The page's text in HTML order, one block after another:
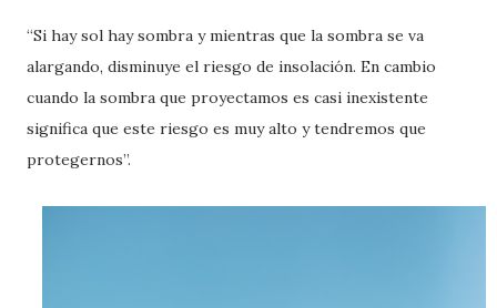
“Si hay sol hay sombra y mientras que la sombra se va
alargando, disminuye el riesgo de insolación. En cambio
cuando la sombra que proyectamos es casi inexistente
significa que este riesgo es muy alto y tendremos que
protegernos”.